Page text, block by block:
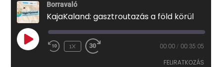
Borravaló
KajaKaland: gasztroutazás a föld körül
PLAY
EPISODE
1X 00:00 / 00:35:05
FELIRATKOZÁS